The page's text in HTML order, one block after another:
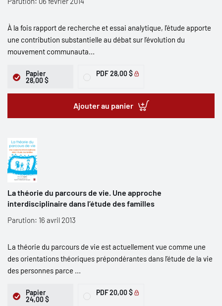
À la fois rapport de recherche et essai analytique, l’étude apporte
une contribution substantielle au débat sur l’évolution du
mouvement communauta...
Papier
28,00 $
PDF28,00 $
Ajouter au panier
La théorie du parcours de vie. Une approche
interdisciplinaire dans l’étude des familles
Parution: 16 avril 2013
La théorie du parcours de vie est actuellement vue comme une
des orientations théoriques prépondérantes dans l’étude de la vie
des personnes parce ...
Papier
24,00 $
PDF20,00 $